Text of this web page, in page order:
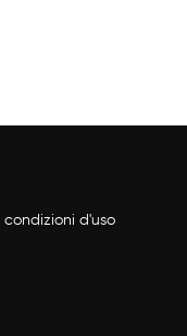
condizioni d'uso